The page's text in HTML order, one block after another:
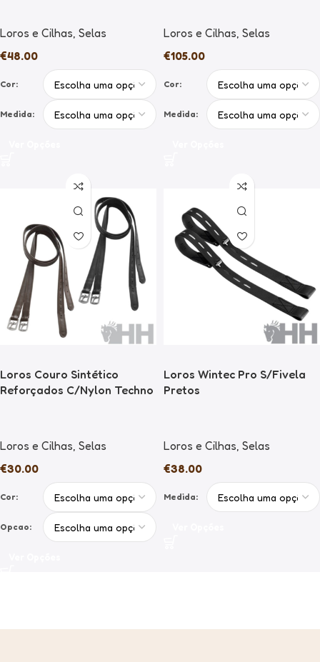
Loros e Cilhas, Selas
€48.00
Cor:
Medida:
Loros e Cilhas, Selas
€105.00
Cor:
Medida:
Loros Couro Sintético
Reforçados C/Nylon Techno
Loros e Cilhas, Selas
€30.00
Cor:
Opcao:
Loros Wintec Pro S/Fivela
Pretos
Loros e Cilhas, Selas
€38.00
Medida: